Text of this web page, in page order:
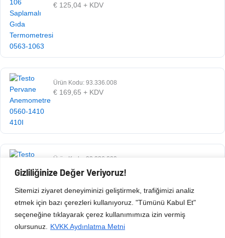
Gizliliğinize Değer Veriyoruz!
Sitemizi ziyaret deneyiminizi geliştirmek, trafiğimizi analiz
etmek için bazı çerezleri kullanıyoruz. "Tümünü Kabul Et"
seçeneğine tıklayarak çerez kullanımımıza izin vermiş
olursunuz.
KVKK Aydınlatma Metni
€ 125,04 + KDV
Ürün Kodu: 93.336.008
€ 169,65 + KDV
Ürün Kodu: 93.336.009
660,42 + KDV